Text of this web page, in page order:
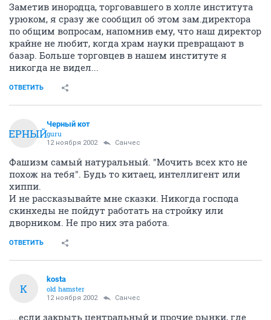
Заметив инородца, торговавшего в холле института
урюком, я сразу же сообщил об этом зам.директора
по общим вопросам, напомнив ему, что наш директор
крайне не любит, когда храм науки превращают в
базар. Больше торговцев в нашем институте я
никогда не видел...
ОТВЕТИТЬ
ЧЕРНЫЙ
Черный кот
guru
12 ноября 2002 Санчес
Фашизм самый натуральный. "Мочить всех кто не
похож на тебя". Будь то китаец, интеллигент или
хиппи.
И не рассказывайте мне сказки. Никогда господа
скинхеды не пойдут работать на стройку или
дворником. Не про них эта работа.
ОТВЕТИТЬ
K
kosta
old hamster
12 ноября 2002 Санчес
....если закрыть центральный и прочие рынки, где